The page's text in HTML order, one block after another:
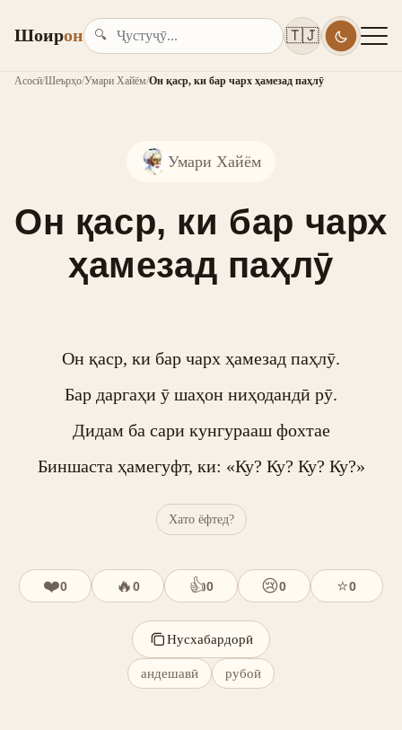
Шоирон 🔍 🇹🇯
Асосӣ/Шеърҳо/Умари Хайём/Он қаср, ки бар чарх ҳамезад паҳлӯ
Умари Хайём
Он қаср, ки бар чарх
ҳамезад паҳлӯ
Он қаср, ки бар чарх ҳамезад паҳлӯ.
Бар даргаҳи ӯ шаҳон ниҳодандӣ рӯ.
Дидам ба сари кунгурааш фохтае
Биншаста ҳамегуфт, ки: «Ку? Ку? Ку? Ку?»
Хато ёфтед?
❤️0 🔥0 👍0 😢0 ⭐0
Нусхабардорӣ
андешавӣ рубоӣ